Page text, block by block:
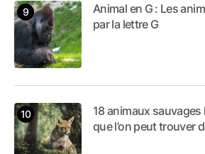
Animal en G : Les
par la lettre G
18 animaux
que l’on peut trouver